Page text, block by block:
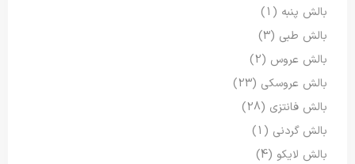
بالش پنبه (1)
بالش طبی (3)
بالش عروس (2)
بالش عروسکی (23)
بالش فانتزی (28)
بالش گردنی (1)
بالش لایکو (4)